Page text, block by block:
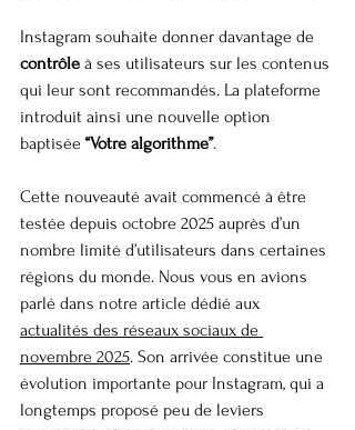
Instagram souhaite donner davantage de
contrôle à ses utilisateurs sur les contenus
qui leur sont recommandés. La plateforme
introduit ainsi une nouvelle option
baptisée “Votre algorithme”.
Cette nouveauté avait commencé à être
testée depuis octobre 2025 auprès d’un
nombre limité d’utilisateurs dans certaines
régions du monde. Nous vous en avions
parlé dans notre article dédié aux
actualités des réseaux sociaux de
novembre 2025. Son arrivée constitue une
évolution importante pour Instagram, qui a
longtemps proposé peu de leviers